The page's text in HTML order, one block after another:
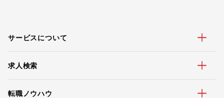
サービスについて
求人検索
転職ノウハウ